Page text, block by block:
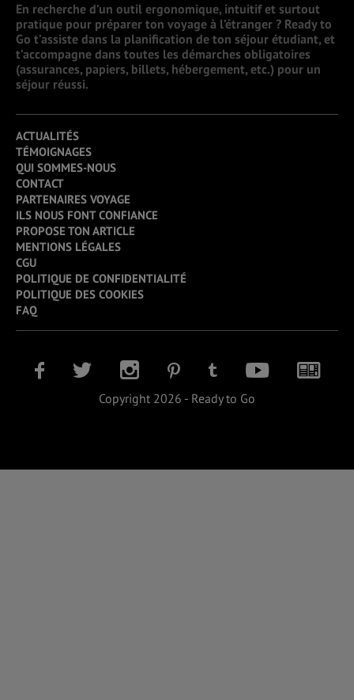
En recherche d’un outil ergonomique, intuitif et surtout
pratique pour préparer ton voyage à l’étranger ? Ready to
Go t’assiste dans la planification de ton séjour étudiant, et
t’accompagne dans toutes les démarches obligatoires
(assurances, papiers, billets, hébergement, etc.) pour un
séjour réussi.
ACTUALITÉS
TÉMOIGNAGES
QUI SOMMES-NOUS
CONTACT
PARTENAIRES VOYAGE
ILS NOUS FONT CONFIANCE
PROPOSE TON ARTICLE
MENTIONS LÉGALES
CGU
POLITIQUE DE CONFIDENTIALITÉ
POLITIQUE DES COOKIES
FAQ
Copyright 2026 - Ready to Go